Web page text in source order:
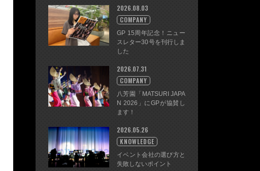
GP 15周年記念！ニュー
スレター30号を刊行しま
した
2026.08.03
COMPANY
八芳園「MATSURI JAPA
N 2026」にGPが協賛し
ます！
2026.07.31
COMPANY
イベント会社の選び方と
失敗しないポイント
2026.05.26
KNOWLEDGE